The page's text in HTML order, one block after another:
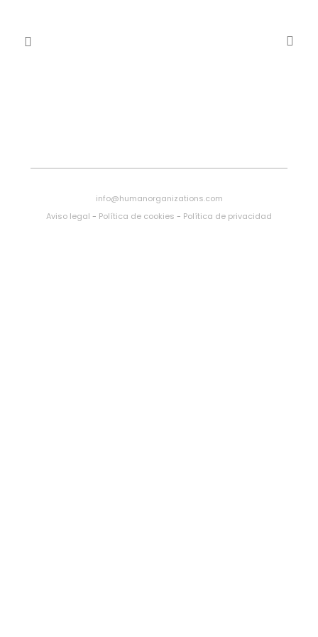
info@humanorganizations.com
Aviso legal - Política de cookies - Política de privacidad